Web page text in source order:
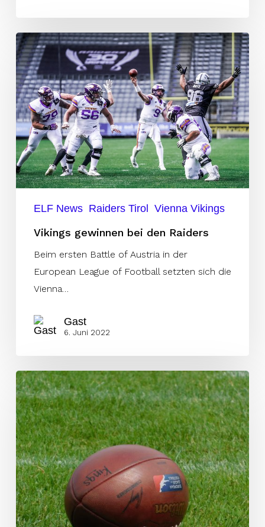
Vikings
gewinnen
bei
den
Raiders
ELF News Raiders Tirol Vienna Vikings
Vikings gewinnen bei den Raiders
Beim ersten Battle of Austria in der
European League of Football setzten sich die
Vienna…
Gast
6. Juni 2022
NFL
IPP
Kandidat
Bonatti
im
Kader
der
Raiders